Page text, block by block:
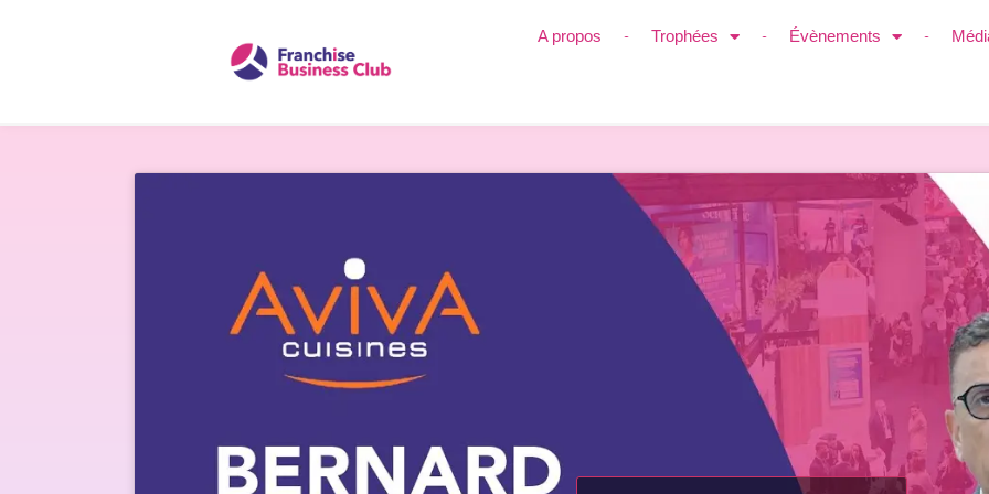
A propos Trophées Évènements
Présentation de Cuisines AvivA par
Président Co-Fondateur)